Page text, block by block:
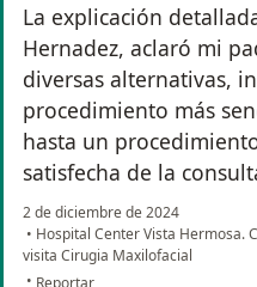
La explicación
Hernadez, aclaró mi
diversas alternativas,
procedimiento más
hasta un
satisfecha de la
2 de diciembre de 2024
• Hospital Center Vista Hermosa.
visita Cirugia Maxilofacial
• en opinión del usuario María
Reportar